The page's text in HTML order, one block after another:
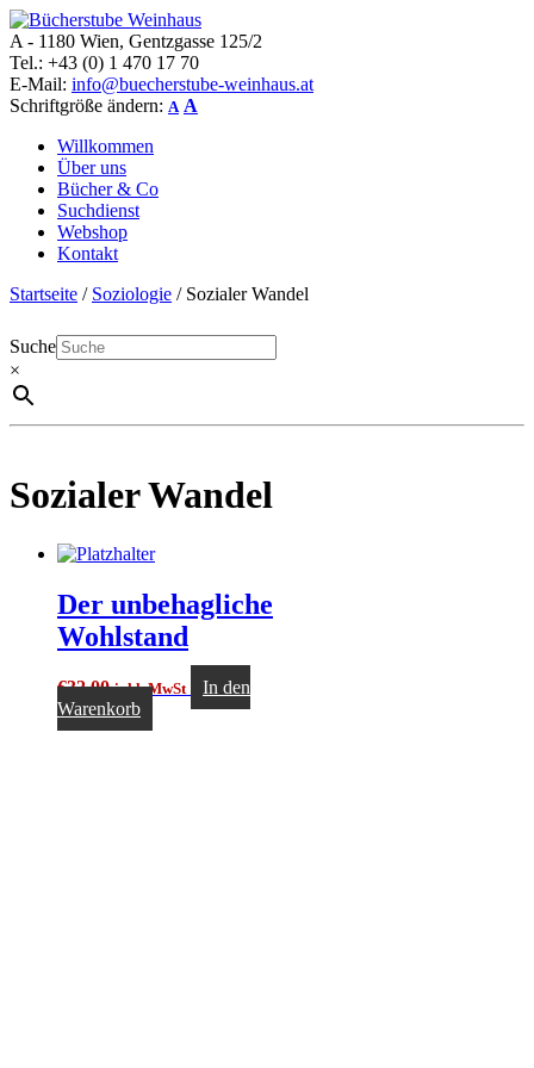
Bücherstube Weinhaus
Verkauf von seltenen antiquarischen und alten, teilweise noch
verlagsneuen Bücher.
A - 1180 Wien, Gentzgasse 125/2
Tel.: +43 (0) 1 470 17 70
E-Mail: info@buecherstube-weinhaus.at
Schriftgröße ändern: A A
Willkommen
Über uns
Bücher & Co
Suchdienst
Webshop
Kontakt
Startseite / Soziologie / Sozialer Wandel
Suche
×
Sozialer Wandel
Der unbehagliche
Wohlstand
€32,00 inkl. MwSt
In den
Warenkorb